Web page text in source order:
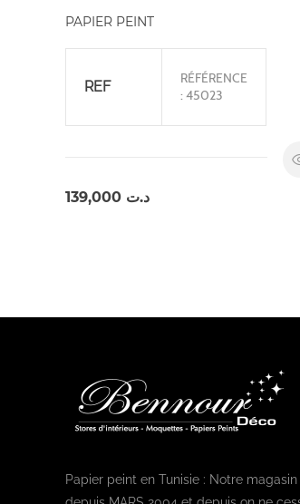
PAPIER PEINT
REF
RÉFÉRENCE
: 45023
د.ت
Papier peint en Tunisie : Notre